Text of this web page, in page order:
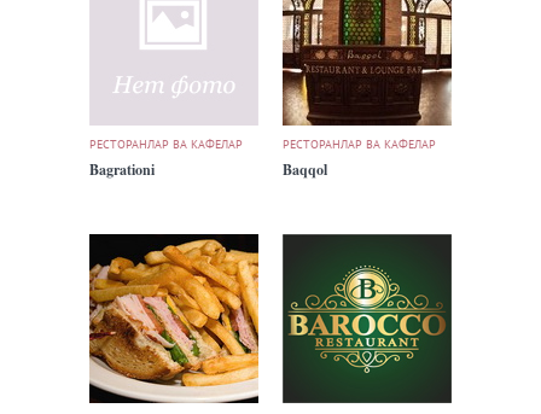
РЕСТОРАНЛАР ВА КАФЕЛАР
Bagrationi
РЕСТОРАНЛАР ВА КАФЕЛАР
Baqqol